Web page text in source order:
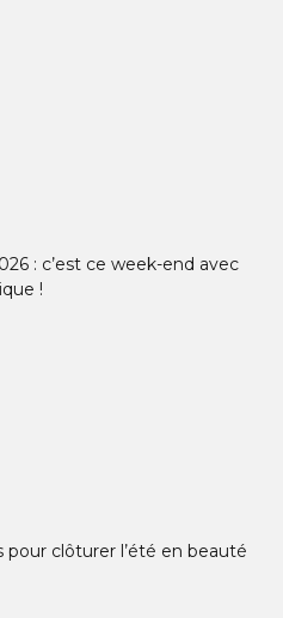
: c’est ce week-end avec
!
pour clôturer l’été en beauté